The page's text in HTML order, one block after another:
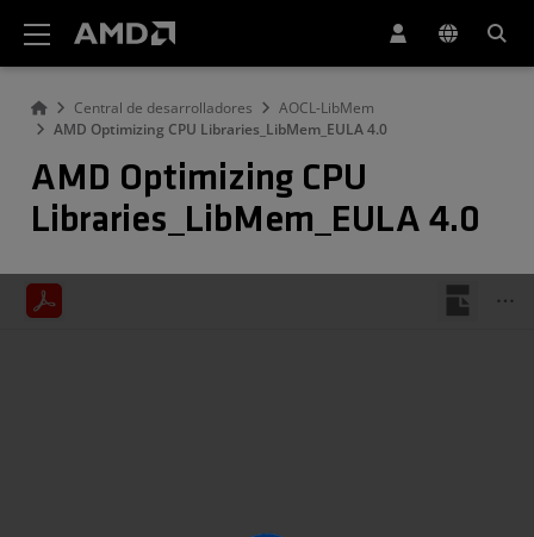
Central de desarrolladores
AOCL-LibMem
AMD Optimizing CPU Libraries_LibMem_EULA 4.0
AMD Optimizing CPU
Libraries_LibMem_EULA 4.0